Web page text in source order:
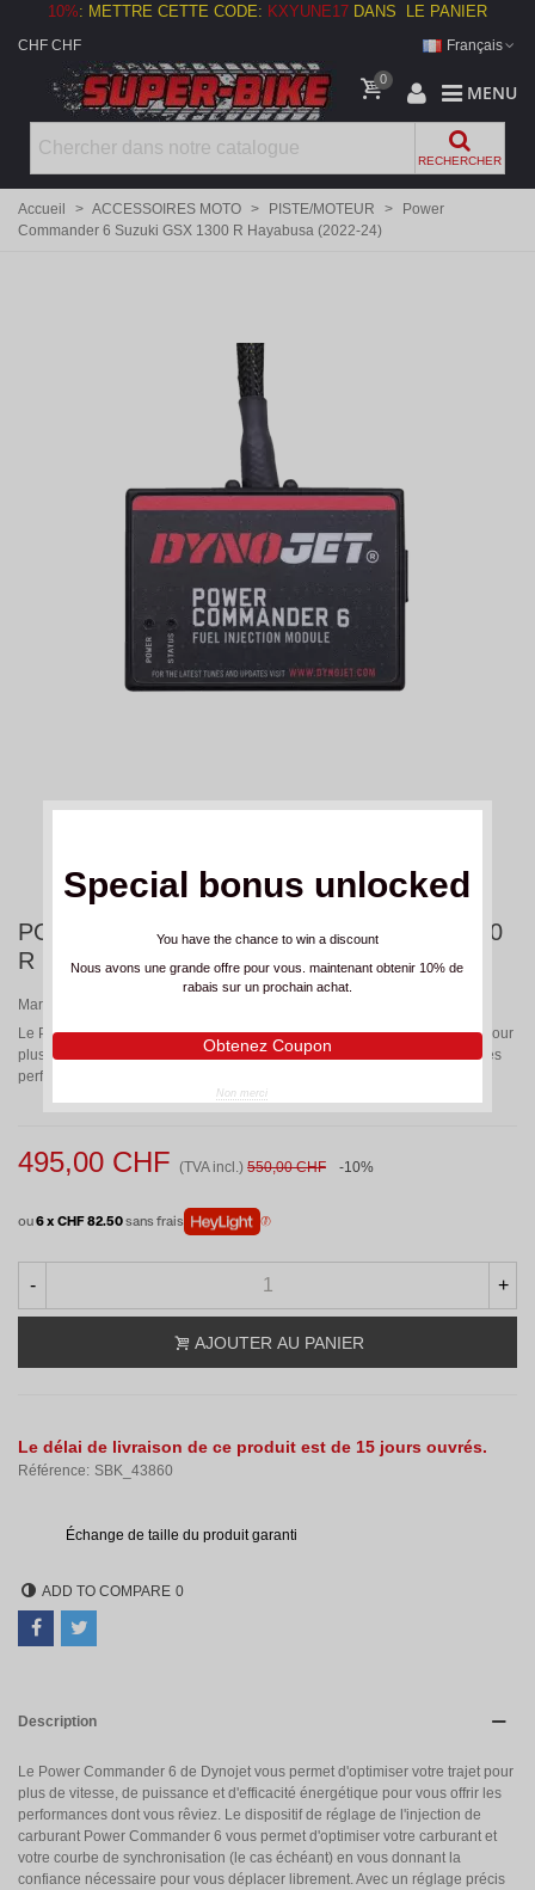
Special bonus unlocked
You have the chance to win a discount
Nous avons une grande offre pour vous. maintenant obtenir 10% de
rabais sur un prochain achat.
Obtenez Coupon
Non merci
10%: METTRE CETTE CODE: KXYUNE17 DANS LE PANIER
CHF CHF Français
0
MENU
RECHERCHER
Accueil > ACCESSOIRES MOTO > PISTE/MOTEUR >
Power
Commander 6 Suzuki GSX 1300 R Hayabusa (2022-24)
POWER COMMANDER 6 SUZUKI GSX 1300
R HAYABUSA (2022-24)
Marque:
Le Power Commander 6 de Dynojet vous permet d'optimiser votre trajet pour
plus de vitesse, de puissance et d'efficacité énergétique pour vous offrir les
performances dont vous rêviez.
495,00 CHF (TVA incl.) 550,00 CHF -10%
ou6 x CHF 82.50sans frais
- +
AJOUTER AU PANIER
Le délai de livraison de ce produit est de 15 jours ouvrés.
Référence: SBK_43860
Échange de taille du produit garanti
ADD TO COMPARE 0
Description
Le Power Commander 6 de Dynojet vous permet d'optimiser votre trajet pour
plus de vitesse, de puissance et d'efficacité énergétique pour vous offrir les
performances dont vous rêviez. Le dispositif de réglage de l'injection de
carburant Power Commander 6 vous permet d'optimiser votre carburant et
votre courbe de synchronisation (le cas échéant) en vous donnant la
confiance nécessaire pour vous déplacer librement. Avec un réglage précis